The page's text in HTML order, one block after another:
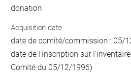
donation
Acquisition date
date de comité/commission : 05/
date de l'inscription sur
Comité du 05/12/1996)